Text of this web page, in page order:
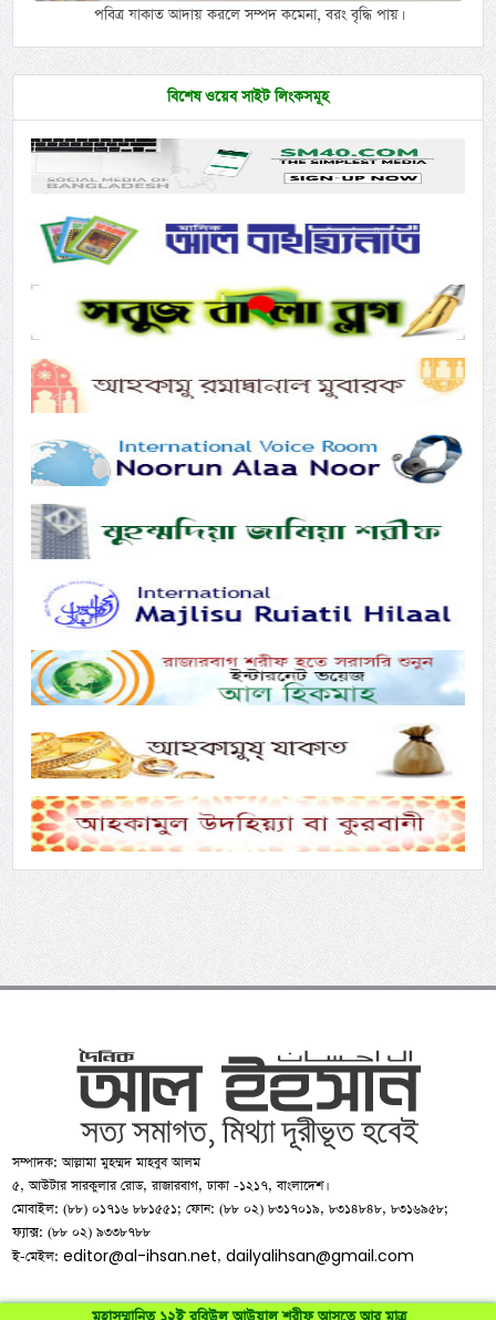
পবিত্র যাকাত আদায় করলে সম্পদ কমেনা, বরং বৃদ্ধি পায়।
বিশেষ ওয়েব সাইট লিংকসমূহ
সম্পাদক: আল্লামা মুহম্মদ মাহবুব আলম
৫, আউটার সারকুলার রোড, রাজারবাগ, ঢাকা -১২১৭, বাংলাদেশ।
মোবাইল: (৮৮) ০১৭১৬ ৮৮১৫৫১; ফোন: (৮৮ ০২) ৮৩১৭০১৯, ৮৩১৪৮৪৮, ৮৩১৬৯৫৮;
ফ্যাক্স: (৮৮ ০২) ৯৩৩৮৭৮৮
ই-মেইল:editor@al-ihsan.net,dailyalihsan@gmail.com